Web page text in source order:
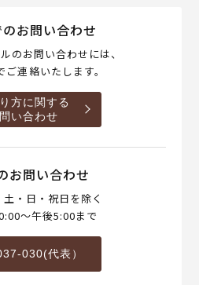
お問い合わせ
のお問い合わせには、
連絡いたします。
方に関する
い合わせ
お問い合わせ
・日・祝日を除く
～午後5:00まで
030(代表）